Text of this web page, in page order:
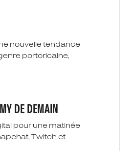
nouvelle tendance
portoricaine,
DE DEMAIN
pour une matinée
Twitch et